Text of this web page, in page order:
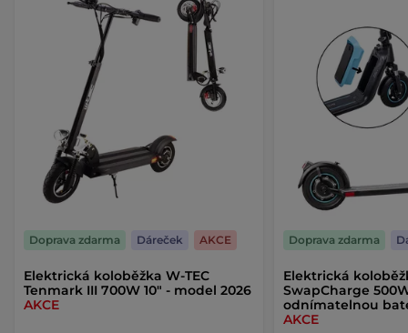
Elektrická koloběžka W-TEC
Tenmark III 700W 10" - model 2026
AKCE
Doprava zdarma Dáreček AKCE
Elektrická
SwapCharge
odnímatelnou
AKCE
Doprava zdarma